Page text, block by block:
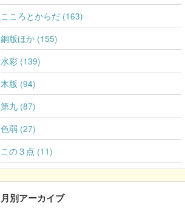
こころとからだ (163)
銅版ほか (155)
水彩 (139)
木版 (94)
第九 (87)
色弱 (27)
この３点 (11)
月別アーカイブ